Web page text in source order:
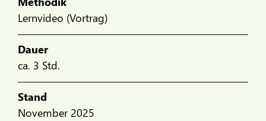
Lernvideo (Vortrag)
Dauer
ca. 3 Std.
Stand
November 2025